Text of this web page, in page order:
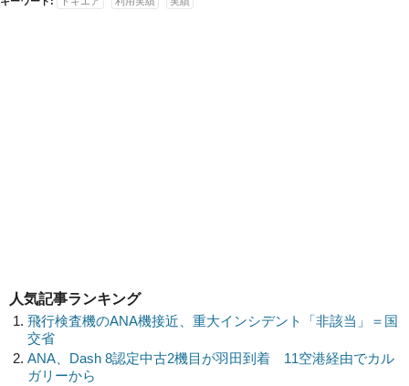
人気記事ランキング
飛行検査機のANA機接近、重大インシデント「非該当」＝国
交省
ANA、Dash 8認定中古2機目が羽田到着 11空港経由でカル
ガリーから